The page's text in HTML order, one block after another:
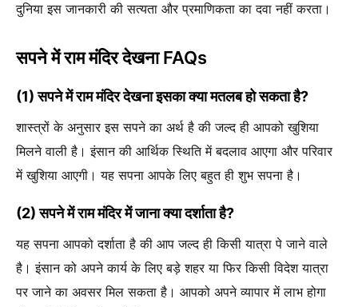
दुनिया इस जानकारी की सत्यता और प्रमाणिकता का दवा नहीं करता।
सपने में राम मंदिर देखना FAQs
(1) सपने में राम मंदिर देखना इसका क्या मतलब हो सकता है?
शास्त्रों के अनुसार इस सपने का अर्थ है की जल्द ही आपको खुशिया
मिलने वाली है। इंसान की आर्थिक स्थिति में बदलाव आएगा और परिवार
में खुशिया आएगी। यह सपना आपके लिए बहुत ही शुभ सपना है।
(2) सपने में राम मंदिर में जाना क्या दर्शाता है?
यह सपना आपको दर्शाता है की आप जल्द ही किसी यात्रा पे जाने वाले
है। इंसान को अपने कार्य के लिए बड़े शहर या फिर किसी विदेश यात्रा
पर जाने का अवसर मिल सकता है। आपको अपने व्यापार में लाभ होगा